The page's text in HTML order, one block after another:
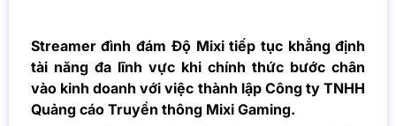
Streamer đình đám Độ Mixi tiếp tục khẳng định
tài năng đa lĩnh vực khi chính thức bước chân
vào kinh doanh với việc thành lập Công ty TNHH
Quảng cáo Truyền thông Mixi Gaming.